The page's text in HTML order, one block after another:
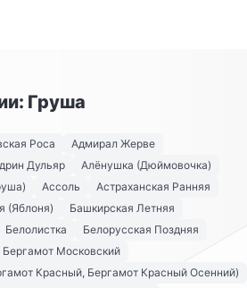
Груша
Роса
Адмирал Жерве
Дульяр
Алёнушка (Дюймовочка)
Ассоль
Астраханская Ранняя
(Яблоня)
Башкирская Летняя
Белолистка
Белорусская Поздняя
Бергамот Московский
Красный, Бергамот Красный Осенний)